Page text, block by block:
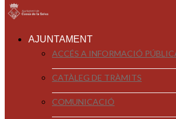
AJUNTAMENT
ACCÉS A INFORMACIÓ
CATÀLEG DE TRÀMITS
COMUNICACIÓ